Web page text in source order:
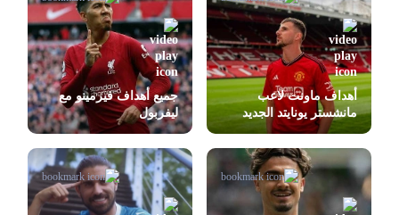
أهداف ماونت لاعب
مانشستر يونايتد الجديد
جميع أهداف فيرمينو مع
ليفربول